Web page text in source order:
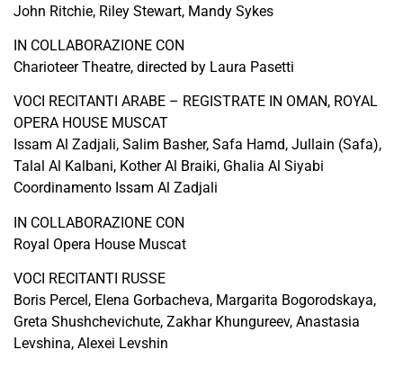
John Ritchie, Riley Stewart, Mandy Sykes
IN COLLABORAZIONE CON
Charioteer Theatre, directed by Laura Pasetti
VOCI RECITANTI ARABE – REGISTRATE IN OMAN, ROYAL
OPERA HOUSE MUSCAT
Issam Al Zadjali, Salim Basher, Safa Hamd, Jullain (Safa),
Talal Al Kalbani, Kother Al Braiki, Ghalia Al Siyabi
Coordinamento Issam Al Zadjali
IN COLLABORAZIONE CON
Royal Opera House Muscat
VOCI RECITANTI RUSSE
Boris Percel, Elena Gorbacheva, Margarita Bogorodskaya,
Greta Shushchevichute, Zakhar Khungureev, Anastasia
Levshina, Alexei Levshin